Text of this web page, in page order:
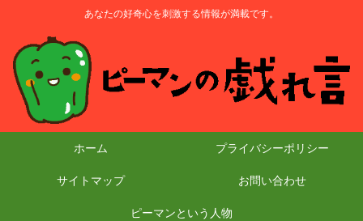
あなたの好奇心を刺激する情報が満載です。
ホーム プライバシーポリシー
サイトマップ お問い合わせ
ピーマンという人物